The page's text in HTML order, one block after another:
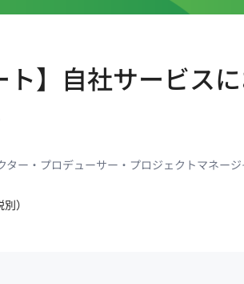
ト】自社サービス
ター・プロデューサー・プロジェクトマネージ
）